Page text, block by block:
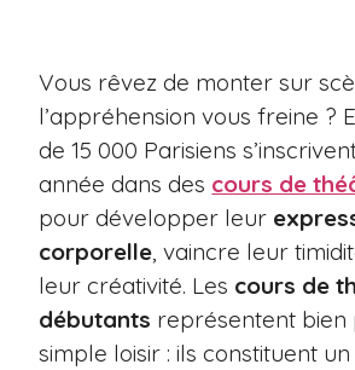
Vous rêvez de monter sur
l’appréhension vous freine ?
de 15 000 Parisiens
année dans des cours de
pour développer leur
corporelle, vaincre leur
leur créativité. Les cours de
débutants représentent bien
simple loisir : ils constituent